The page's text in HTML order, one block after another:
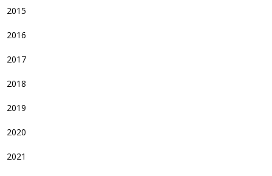
2015
2016
2017
2018
2019
2020
2021